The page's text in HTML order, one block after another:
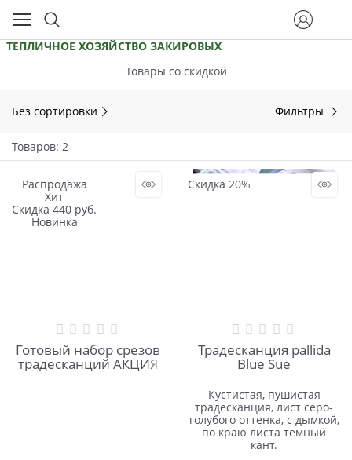
ТЕПЛИЧНОЕ ХОЗЯЙСТВО ЗАКИРОВЫХ
Товары со скидкой
Без сортировки Фильтры
Товаров: 2
Распродажа
Хит
Скидка 440 руб.
Новинка
Готовый набор срезов
традесканций АКЦИЯ
Скидка 20%
Традесканция pallida
Blue Sue
Кустистая, пушистая
традесканция, лист серо-
голубого оттенка, с дымкой,
по краю листа тёмный
кант.